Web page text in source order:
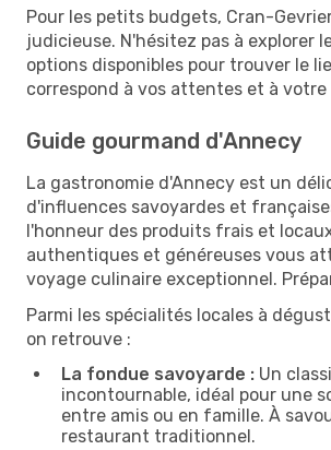
Pour les petits budgets, Cran-
judicieuse. N'hésitez pas à explorer
options disponibles pour trouver le
correspond à vos attentes et à
Guide gourmand d'Annecy
La gastronomie d'Annecy est un
d'influences savoyardes et
l'honneur des produits frais et
authentiques et généreuses vous
voyage culinaire exceptionnel.
Parmi les spécialités locales à
on retrouve :
La fondue savoyarde : Un
incontournable, idéal pour une
entre amis ou en famille. À
restaurant traditionnel.